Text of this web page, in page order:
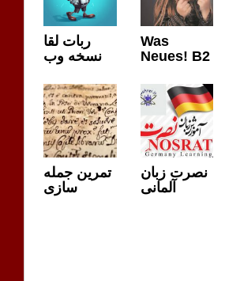
ربات لقا
نسخه وب
Was
Neues! B2
تمرین جمله
سازی
نصرت زبان
آلمانی